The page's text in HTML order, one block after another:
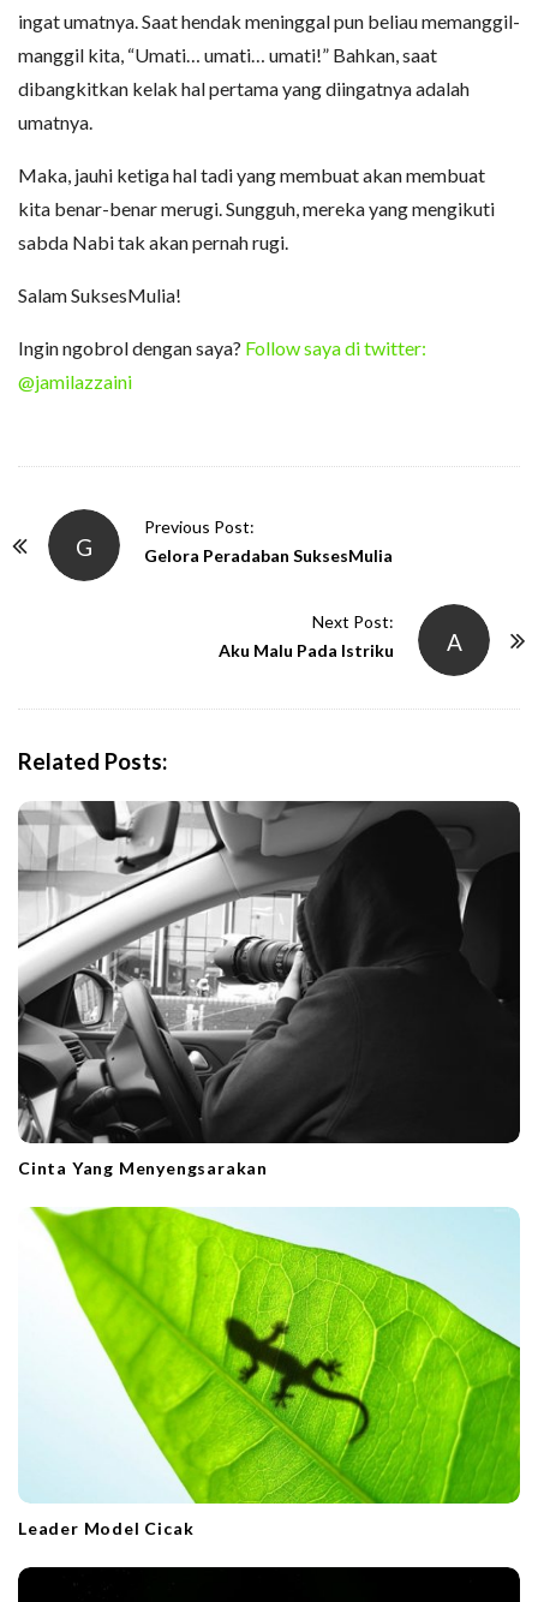
ingat umatnya. Saat hendak meninggal pun beliau memanggil-
manggil kita, “Umati… umati… umati!” Bahkan, saat
dibangkitkan kelak hal pertama yang diingatnya adalah
umatnya.
Maka, jauhi ketiga hal tadi yang membuat akan membuat
kita benar-benar merugi. Sungguh, mereka yang mengikuti
sabda Nabi tak akan pernah rugi.
Salam SuksesMulia!
Ingin ngobrol dengan saya? Follow saya di twitter:
@jamilazzaini
G
Previous Post:
Gelora Peradaban SuksesMulia
A
Next Post:
Aku Malu Pada Istriku
Related Posts:
Cinta Yang Menyengsarakan
Leader Model Cicak